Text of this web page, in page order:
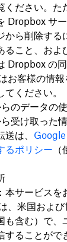
ください。た
Dropbox サ
から削除する
ること、およ
Dropbox の
お客様の情
ください。
のデータの
受け取った
は、
るポリシー
本サービスを
、米国およ
も含む）で、
することがで